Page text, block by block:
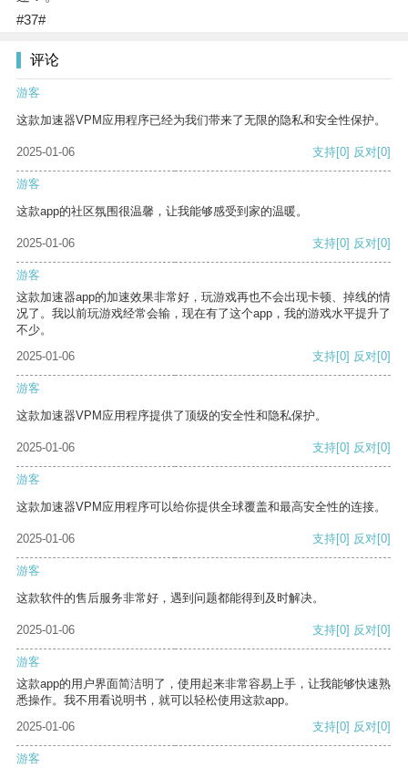
#37#
评论
游客
这款加速器VPM应用程序已经为我们带来了无限的隐私和安全性保护。
2025-01-06 支持[0] 反对[0]
游客
这款app的社区氛围很温馨，让我能够感受到家的温暖。
2025-01-06 支持[0] 反对[0]
游客
这款加速器app的加速效果非常好，玩游戏再也不会出现卡顿、掉线的情
况了。我以前玩游戏经常会输，现在有了这个app，我的游戏水平提升了
不少。
2025-01-06
支持[0] 反对[0]
游客
这款加速器VPM应用程序提供了顶级的安全性和隐私保护。
2025-01-06 支持[0] 反对[0]
游客
这款加速器VPM应用程序可以给你提供全球覆盖和最高安全性的连接。
2025-01-06 支持[0] 反对[0]
游客
这款软件的售后服务非常好，遇到问题都能得到及时解决。
2025-01-06 支持[0] 反对[0]
游客
这款app的用户界面简洁明了，使用起来非常容易上手，让我能够快速熟
悉操作。我不用看说明书，就可以轻松使用这款app。
2025-01-06
支持[0] 反对[0]
游客